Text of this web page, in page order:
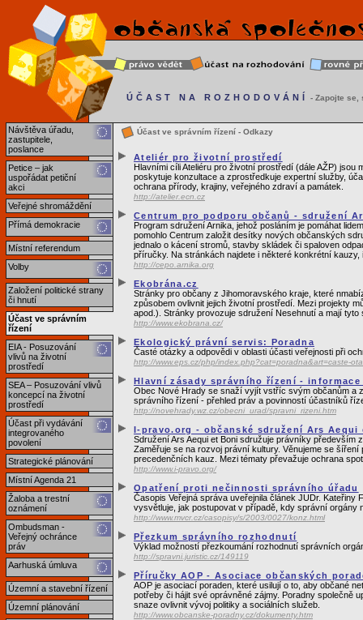
Návštěva úřadu,
zastupitele,
poslance
Petice – jak
uspořádat petiční
akci
Veřejné shromáždění
Přímá demokracie
Místní referendum
Volby
Založení politické strany
či hnutí
Účast ve správním
řízení
EIA - Posuzování
vlivů na životní
prostředí
SEA – Posuzování vlivů
koncepcí na životní
prostředí
Účast při vydávání
integrovaného
povolení
Strategické plánování
Místní Agenda 21
Žaloba a trestní
oznámení
Ombudsman -
Veřejný ochránce
práv
Aarhuská úmluva
Územní a stavební řízení
Územní plánování
ÚČAST NA ROZHODOVÁNÍ - Zapojte se,
Účast ve správním řízení - Odkazy
Ateliér pro životní prostředí
Hlavními cíli Ateliéru pro životní prostředí (dále AŽP)
poskytuje konzultace a zprostředkuje expertní služby,
ochrana přírody, krajiny, veřejného zdraví a památek.
http://atelier.ecn.cz
Centrum pro podporu občanů - sdružení
Program sdružení Arnika, jehož posláním je pomáhat
pomohlo Centrum založit desítky nových občanských
jednalo o kácení stromů, stavby skládek či spaloven
příručky. Na stránkách najdete i některé konkrétní
http://cepo.arnika.org
Ekobrána.cz
Stránky pro občany z Jihomoravského kraje, které
způsobem ovlivnit jejich životní prostředí. Mezi projekty
apod.). Stránky provozuje sdružení Nesehnutí a mají
http://www.ekobrana.cz/
Ekologický právní servis: Poradna
Časté otázky a odpovědi v oblasti účasti veřejnosti při
http://www.eps.cz/php/index.php?cat=poradna&art=caste-
Hlavní zásady správního řízení -
Obec Nové Hrady se snaží vyjít vstříc svým občanům a
správního řízení - přehled práv a povinností účastníků
http://novehrady.wz.cz/obecni_urad/spravni_rizeni.htm
I-pravo.org - občanské sdružení Ars Aequi
Sdružení Ars Aequi et Boni sdružuje právníky
Zaměřuje se na rozvoj právní kultury. Věnujeme se
precedenčních kauz. Mezi tématy převažuje ochrana
http://www.i-pravo.org/
Opatření proti nečinnosti správního úřadu
Časopis Veřejná správa uveřejnila článek JUDr.
vysvětluje, jak postupovat v případě, kdy správní orgány
http://www.mvcr.cz/casopisy/s/2003/0027/konz.html
Přezkum správního rozhodnutí
Výklad možností přezkoumání rozhodnutí správních
http://spravni.juristic.cz/149119
Příručky AOP - Asociace občanských
AOP je asociací poraden, které usilují o to, aby občané
potřeby či hájit své oprávněné zájmy. Poradny společně
snaze ovlivnit vývoj politiky a sociálních služeb.
http://www.obcanske-poradny.cz/dokumenty.htm